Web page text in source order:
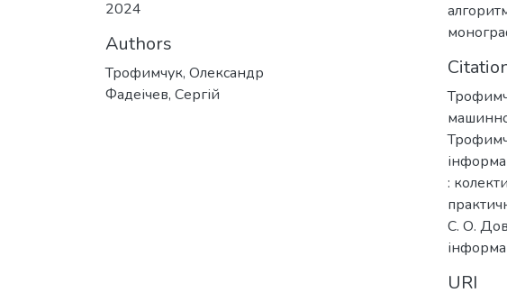
2024
Authors
Трофимчук, Олександр
Фадеічев, Сергій
:
С. О.
URI